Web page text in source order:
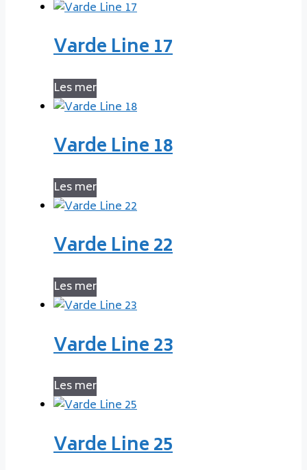
Varde Line 17
Les mer
Varde Line 18
Les mer
Varde Line 22
Les mer
Varde Line 23
Les mer
Varde Line 25